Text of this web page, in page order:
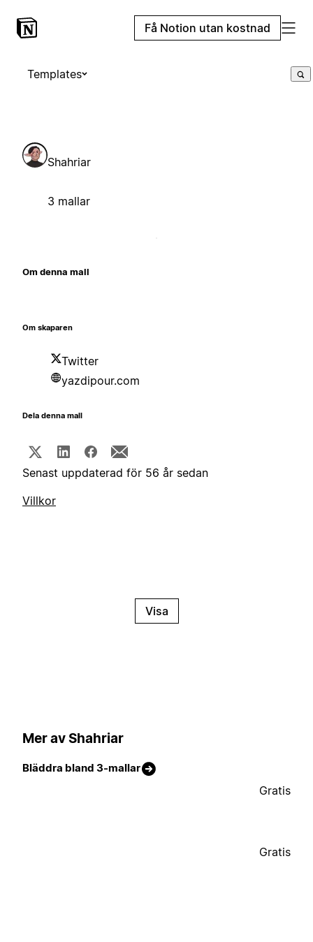
Få Notion utan kostnad
Templates
Shahriar
3 mallar
Om denna mall
Om skaparen
Twitter
yazdipour.com
Dela denna mall
Senast uppdaterad för 56 år sedan
Villkor
Visa
Mer av Shahriar
Bläddra bland 3-mallar
Gratis
Gratis